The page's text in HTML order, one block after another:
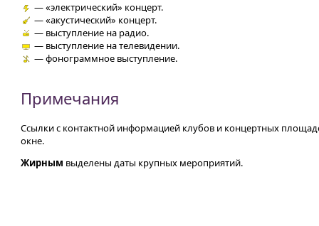
— «электрический» концерт.
— «акустический» концерт.
— выступление на радио.
— выступление на телевидении.
— фонограммное выступление.
Примечания
Ссылки с контактной информацией клубов и концертных
окне.
Жирным выделены даты крупных мероприятий.